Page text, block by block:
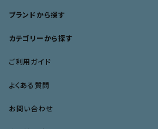
ブランドから探す
カテゴリーから探す
ご利用ガイド
よくある質問
お問い合わせ